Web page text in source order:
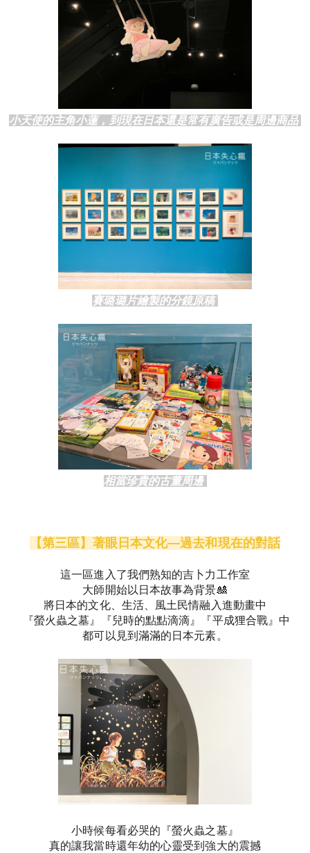
小天使的主角小蓮，到現在日本還是常有廣告或是周邊商品
賽璐璐片繪製的分鏡原稿
相當珍貴的古董周邊
【第三區】著眼日本文化—過去和現在的對話
這一區進入了我們熟知的吉卜力工作室
大師開始以日本故事為背景🎎
將日本的文化、生活、風土民情融入進動畫中
『螢火蟲之墓』『兒時的點點滴滴』『平成狸合戰』中
都可以見到 滿滿的日本元素。
小時候每看必哭的『螢火蟲之墓』
真的讓我當時還年幼的心靈受到強大的震撼